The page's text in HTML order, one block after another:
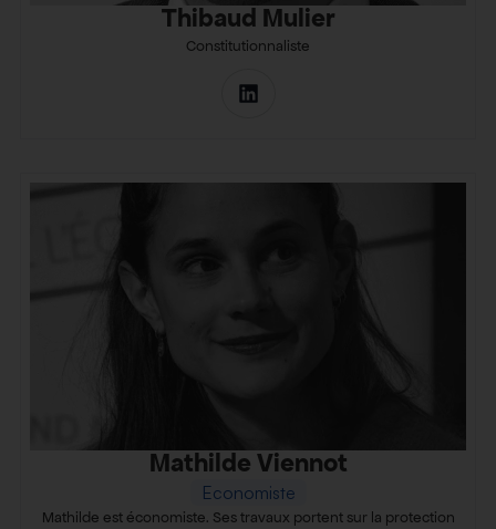
Thibaud Mulier
Constitutionnaliste
Mathilde Viennot
Economiste
Mathilde est économiste. Ses travaux portent sur la protection